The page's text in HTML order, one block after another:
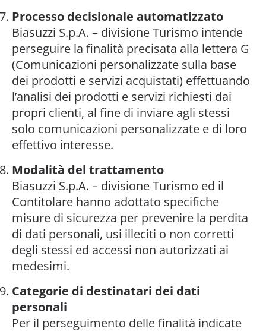
Processo decisionale automatizzato
Biasuzzi S.p.A. – divisione Turismo intende
perseguire la finalità precisata alla lettera G
(Comunicazioni personalizzate sulla base
dei prodotti e servizi acquistati) effettuando
l’analisi dei prodotti e servizi richiesti dai
propri clienti, al fine di inviare agli stessi
solo comunicazioni personalizzate e di loro
effettivo interesse.
Modalità del trattamento
Biasuzzi S.p.A. – divisione Turismo ed il
Contitolare hanno adottato specifiche
misure di sicurezza per prevenire la perdita
di dati personali, usi illeciti o non corretti
degli stessi ed accessi non autorizzati ai
medesimi.
Categorie di destinatari dei dati
personali
Per il perseguimento delle finalità indicate